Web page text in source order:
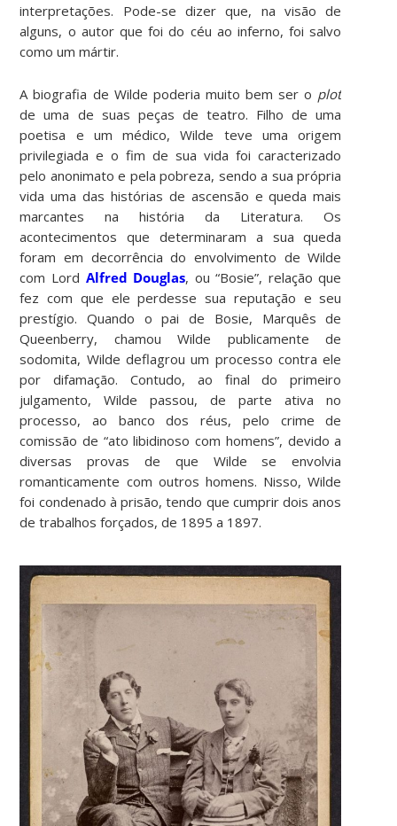
interpretações. Pode-se dizer que, na visão de
alguns, o autor que foi do céu ao inferno, foi salvo
como um mártir.
A biografia de Wilde poderia muito bem ser o plot
de uma de suas peças de teatro. Filho de uma
poetisa e um médico, Wilde teve uma origem
privilegiada e o fim de sua vida foi caracterizado
pelo anonimato e pela pobreza, sendo a sua própria
vida uma das histórias de ascensão e queda mais
marcantes na história da Literatura. Os
acontecimentos que determinaram a sua queda
foram em decorrência do envolvimento de Wilde
com Lord Alfred Douglas, ou “Bosie”, relação que
fez com que ele perdesse sua reputação e seu
prestígio. Quando o pai de Bosie, Marquês de
Queenberry, chamou Wilde publicamente de
sodomita, Wilde deflagrou um processo contra ele
por difamação. Contudo, ao final do primeiro
julgamento, Wilde passou, de parte ativa no
processo, ao banco dos réus, pelo crime de
comissão de “ato libidinoso com homens”, devido a
diversas provas de que Wilde se envolvia
romanticamente com outros homens. Nisso, Wilde
foi condenado à prisão, tendo que cumprir dois anos
de trabalhos forçados, de 1895 a 1897.